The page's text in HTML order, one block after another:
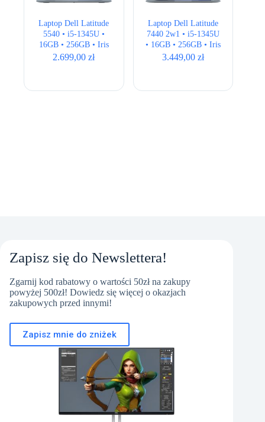
Laptop Dell Latitude
5540 • i5-1345U •
16GB • 256GB • Iris
Xe • 15,6″ Full HD •
2.699,00zł
Laptop Dell Latitude
7440 2w1 • i5-1345U
• 16GB • 256GB • Iris
Xe • 14″ FHD+ •
3.449,00 zł
Zapisz się do Newslettera!
Zgarnij kod rabatowy o wartości 50zł na zakupy
powyżej 500zł! Dowiedz się więcej o okazjach
zakupowych przed innymi!
Zapisz mnie do zniżek